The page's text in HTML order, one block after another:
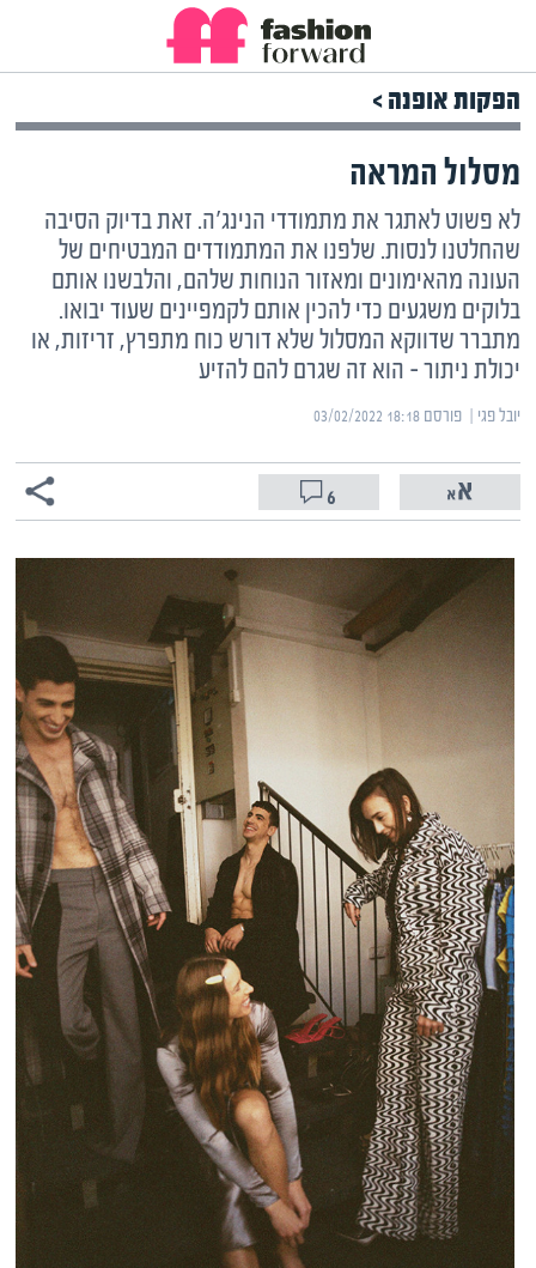
הפקות אופנה >
מסלול המראה
לא פשוט לאתגר את מתמודדי הנינג'ה. זאת בדיוק הסיבה
שהחלטנו לנסות. שלפנו את המתמודדים המבטיחים של
העונה מהאימונים ומאזור הנוחות שלהם, והלבשנו אותם
בלוקים משגעים כדי להכין אותם לקמפיינים שעוד יבואו.
מתברר שדווקא המסלול שלא דורש כוח מתפרץ, זריזות, או
יכולת ניתור – הוא זה שגרם להם להזיע
יובל פגי | ‏פורסם ‎03/02/2022 18:18
6